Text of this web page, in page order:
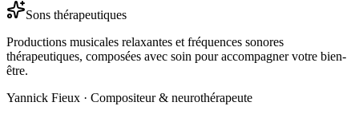
Sons thérapeutiques
Productions musicales relaxantes et fréquences sonores
thérapeutiques, composées avec soin pour accompagner votre bien-
être.
Yannick Fieux · Compositeur & neurothérapeute